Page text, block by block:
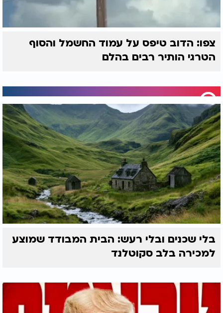
צפו: הדוב טיפס על עמוד החשמל והסוף
הטרגי הותיר רבים בהלם
בלי שכנים ובלי רעש: הבית המבודד שמוצע
למכירה בלב סקוטלנד